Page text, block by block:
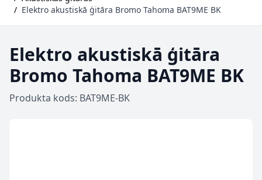
/ Elektro akustiskā ģitāra Bromo Tahoma BAT9ME BK
Elektro akustiskā ģitāra
Bromo Tahoma BAT9ME BK
Produkta kods: BAT9ME-BK